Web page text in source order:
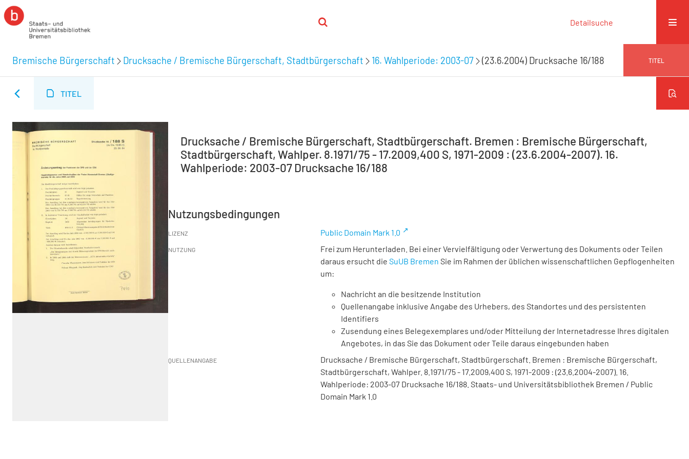
Detailsuche
Bremische Bürgerschaft Drucksache / Bremische Bürgerschaft, Stadtbürgerschaft 16. Wahlperiode: 2003-07 (23.6.2004) Drucksache 16/188 TITEL
TITEL
Drucksache / Bremische Bürgerschaft, Stadtbürgerschaft. Bremen : Bremische Bürgerschaft,
Stadtbürgerschaft, Wahlper. 8.1971/75 - 17.2009,400 S, 1971-2009 : (23.6.2004-2007). 16.
Wahlperiode: 2003-07 Drucksache 16/188
Nutzungsbedingungen
LIZENZ Public Domain Mark 1.0
NUTZUNG
Frei zum Herunterladen. Bei einer Vervielfältigung oder Verwertung des Dokuments oder Teilen
daraus ersucht die SuUB Bremen Sie im Rahmen der üblichen wissenschaftlichen Gepflogenheiten
um:
Nachricht an die besitzende Institution
Quellenangabe inklusive Angabe des Urhebers, des Standortes und des persistenten
Identifiers
Zusendung eines Belegexemplares und/oder Mitteilung der Internetadresse Ihres digitalen
Angebotes, in das Sie das Dokument oder Teile daraus eingebunden haben
QUELLENANGABE
Drucksache / Bremische Bürgerschaft, Stadtbürgerschaft. Bremen : Bremische Bürgerschaft,
Stadtbürgerschaft, Wahlper. 8.1971/75 - 17.2009,400 S, 1971-2009 : (23.6.2004-2007). 16.
Wahlperiode: 2003-07 Drucksache 16/188. Staats- und Universitätsbibliothek Bremen / Public
Domain Mark 1.0